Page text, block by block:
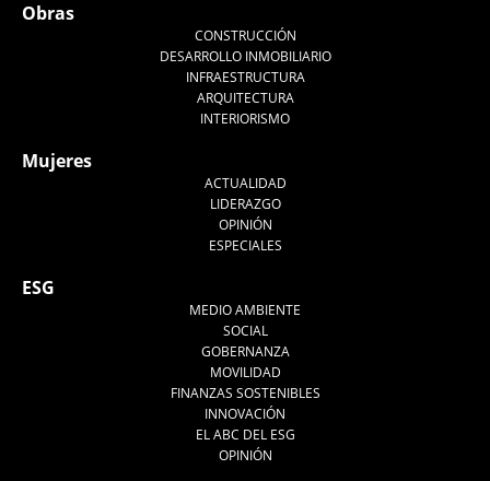
Obras
CONSTRUCCIÓN
DESARROLLO INMOBILIARIO
INFRAESTRUCTURA
ARQUITECTURA
INTERIORISMO
Mujeres
ACTUALIDAD
LIDERAZGO
OPINIÓN
ESPECIALES
ESG
MEDIO AMBIENTE
SOCIAL
GOBERNANZA
MOVILIDAD
FINANZAS SOSTENIBLES
INNOVACIÓN
EL ABC DEL ESG
OPINIÓN